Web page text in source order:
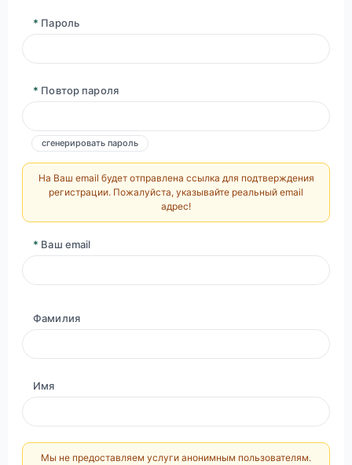
* Пароль
* Повтор пароля
сгенерировать пароль
На Ваш email будет отправлена ссылка для подтверждения
регистрации. Пожалуйста, указывайте реальный email
адрес!
* Ваш email
Фамилия
Имя
Мы не предоставляем услуги анонимным пользователям.